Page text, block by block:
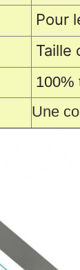
Pour
Taille
100%
Une